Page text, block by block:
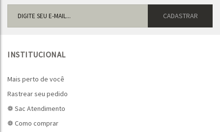
INSTITUCIONAL
Mais perto de você
Rastrear seu pedido
❁ Sac Atendimento
❁ Como comprar